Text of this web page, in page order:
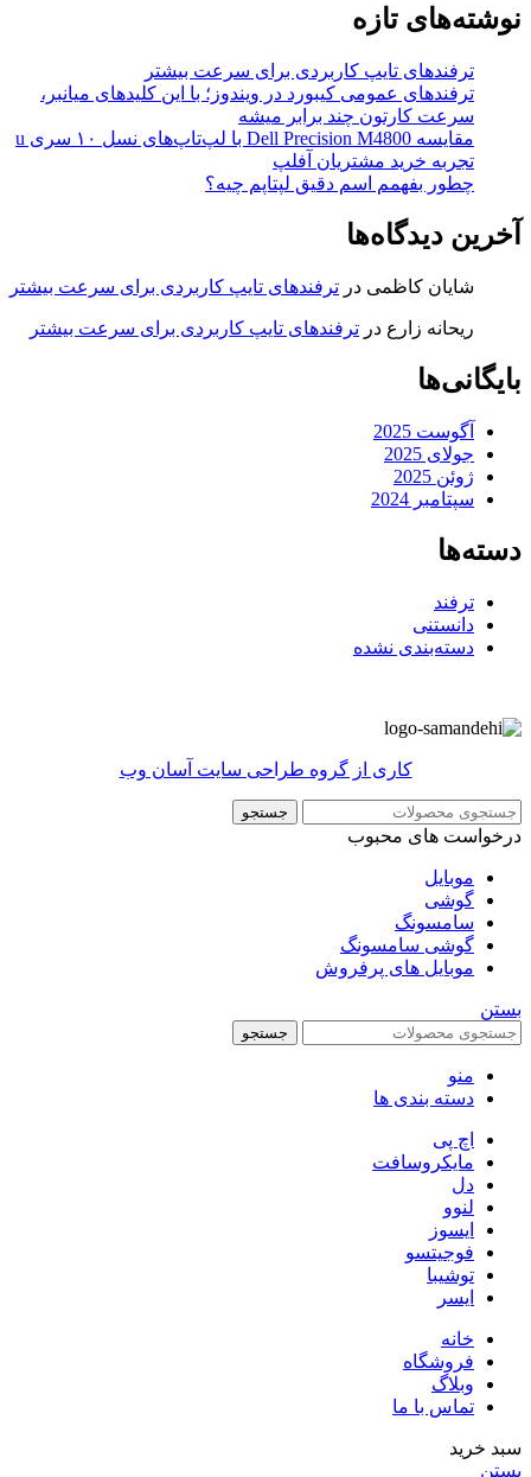
نوشته‌های تازه
ترفندهای تایپ کاربردی برای سرعت بیشتر
ترفندهای عمومی کیبورد در ویندوز؛ با این کلیدهای میانبر،
سرعت کارتون چند برابر میشه
مقایسه Dell Precision M4800 با لپ‌تاپ‌های نسل ۱۰ سری u
تجربه خرید مشتریان آفلپ
چطور بفهمم اسم دقیق لپتاپم چیه؟
آخرین دیدگاه‌ها
شایان کاظمی در ترفندهای تایپ کاربردی برای سرعت بیشتر
ریحانه زارع در ترفندهای تایپ کاربردی برای سرعت بیشتر
بایگانی‌ها
آگوست 2025
جولای 2025
ژوئن 2025
سپتامبر 2024
دسته‌ها
ترفند
دانستنی
دسته‌بندی نشده
کاری از گروه طراحی سایت آسان وب
جستجو
درخواست های محبوب
موبایل
گوشی
سامسونگ
گوشی سامسونگ
موبایل های پرفروش
بستن
جستجو
منو
دسته بندی ها
اچ پی
مایکروسافت
دل
لنوو
ایسوز
فوجیتسو
توشیبا
ایسر
خانه
فروشگاه
وبلاگ
تماس با ما
سبد خرید
بستن